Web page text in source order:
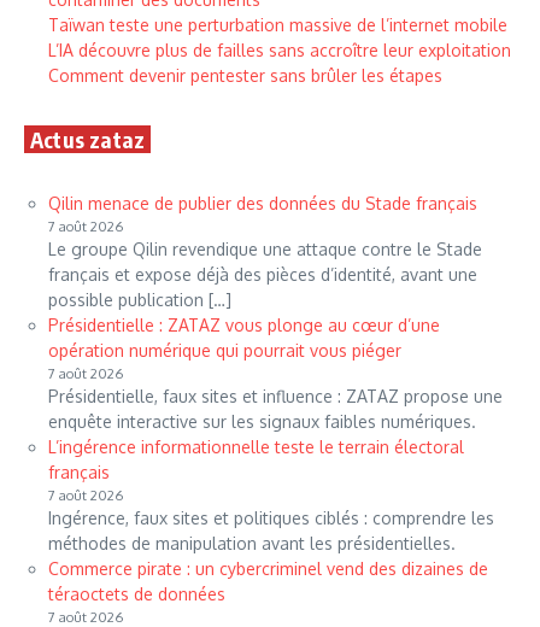
Taïwan teste une perturbation massive de l’internet mobile
L’IA découvre plus de failles sans accroître leur exploitation
Comment devenir pentester sans brûler les étapes
Actus zataz
Qilin menace de publier des données du Stade français
7 août 2026
Le groupe Qilin revendique une attaque contre le Stade
français et expose déjà des pièces d’identité, avant une
possible publication […]
Présidentielle : ZATAZ vous plonge au cœur d’une
opération numérique qui pourrait vous piéger
7 août 2026
Présidentielle, faux sites et influence : ZATAZ propose une
enquête interactive sur les signaux faibles numériques.
L’ingérence informationnelle teste le terrain électoral
français
7 août 2026
Ingérence, faux sites et politiques ciblés : comprendre les
méthodes de manipulation avant les présidentielles.
Commerce pirate : un cybercriminel vend des dizaines de
téraoctets de données
7 août 2026